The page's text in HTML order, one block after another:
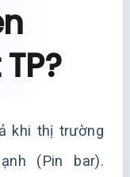
khi thị trường
(Pin bar).